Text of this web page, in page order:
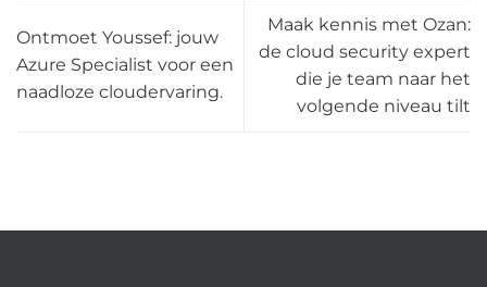
Ontmoet Youssef: jouw
Azure Specialist voor een
naadloze cloudervaring.
Maak kennis met Ozan:
de cloud security expert
die je team naar het
volgende niveau tilt